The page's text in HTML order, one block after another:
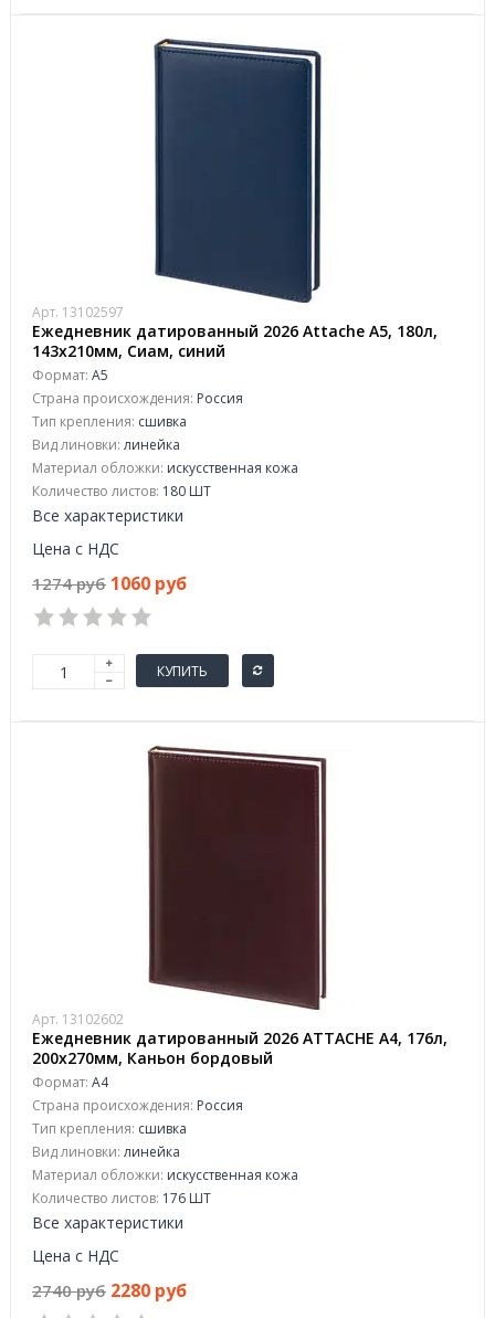
Арт. 13102597
Ежедневник датированный 2026 Attache А5, 180л,
143х210мм, Сиам, синий
Формат: А5
Страна происхождения: Россия
Тип крепления: сшивка
Вид линовки: линейка
Материал обложки: искусственная кожа
Количество листов: 180 ШТ
Все характеристики
Цена с НДС
1274 руб 1060 руб
КУПИТЬ
Арт. 13102602
Ежедневник датированный 2026 АТТАСНЕ А4, 176л,
200х270мм, Каньон бордовый
Формат: А4
Страна происхождения: Россия
Тип крепления: сшивка
Вид линовки: линейка
Материал обложки: искусственная кожа
Количество листов: 176 ШТ
Все характеристики
Цена с НДС
2740 руб 2280 руб